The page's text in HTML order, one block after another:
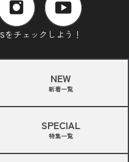
をチェックしよう！
NEW
新着一覧
SPECIAL
特集一覧